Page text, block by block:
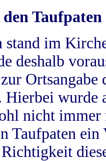
Taufpaten
stand im
deshalb
Hierbei wurde
nicht
Taufpaten